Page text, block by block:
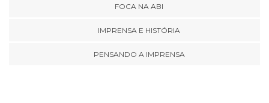
FOCA NA ABI
IMPRENSA E HISTÓRIA
PENSANDO A IMPRENSA